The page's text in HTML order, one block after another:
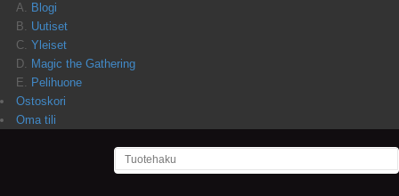
Blogi
Uutiset
Yleiset
Magic the Gathering
Pelihuone
Ostoskori
Oma tili